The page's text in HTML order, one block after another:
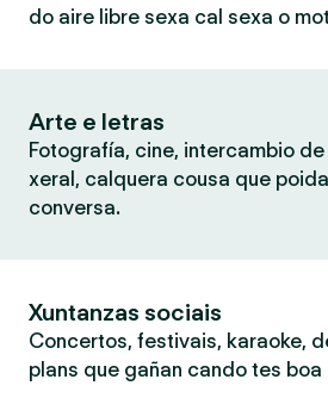
do aire libre sexa cal sexa o
Arte e letras
Fotografía, cine, intercambio
xeral, calquera cousa que
conversa.
Xuntanzas sociais
Concertos, festivais, karaoke,
plans que gañan cando tes boa